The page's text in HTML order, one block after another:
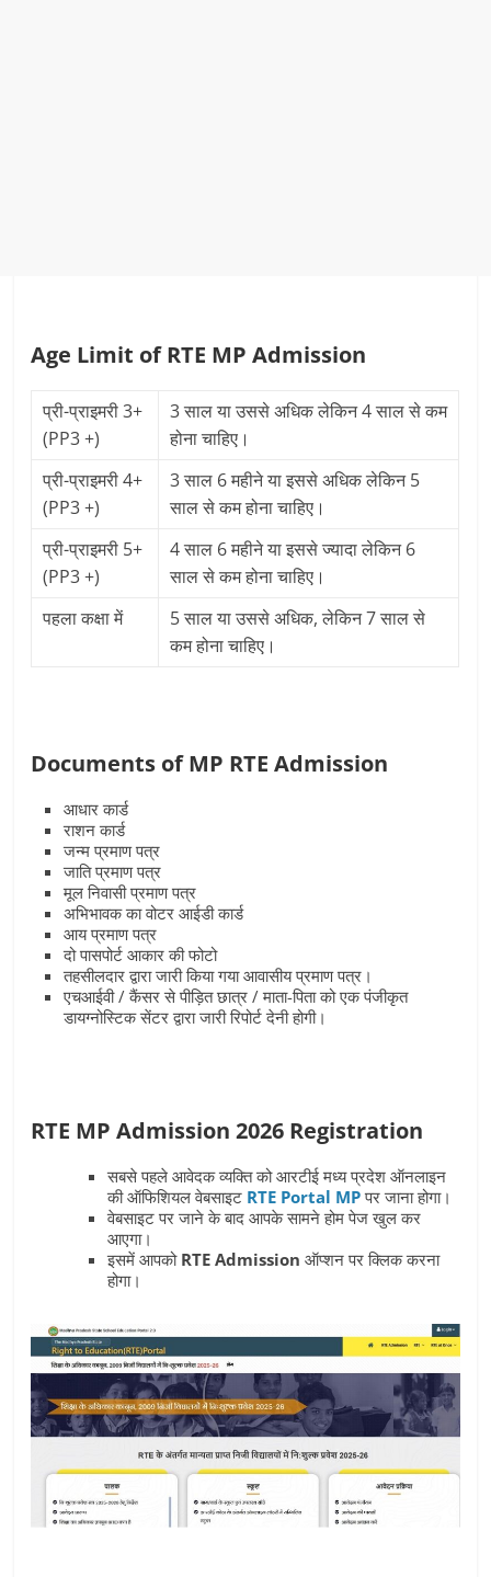
Age Limit of RTE MP Admission
प्री-प्राइमरी 3+
(PP3 +)
3 साल या उससे अधिक लेकिन 4 साल से कम
होना चाहिए।
प्री-प्राइमरी 4+
(PP3 +)
3 साल 6 महीने या इससे अधिक लेकिन 5
साल से कम होना चाहिए।
प्री-प्राइमरी 5+
(PP3 +)
4 साल 6 महीने या इससे ज्यादा लेकिन 6
साल से कम होना चाहिए।
पहला कक्षा में
5 साल या उससे अधिक, लेकिन 7 साल से
कम होना चाहिए।
Documents of MP RTE Admission
आधार कार्ड
राशन कार्ड
जन्म प्रमाण पत्र
जाति प्रमाण पत्र
मूल निवासी प्रमाण पत्र
अभिभावक का वोटर आईडी कार्ड
आय प्रमाण पत्र
दो पासपोर्ट आकार की फोटो
तहसीलदार द्वारा जारी किया गया आवासीय प्रमाण पत्र।
एचआईवी / कैंसर से पीड़ित छात्र / माता-पिता को एक पंजीकृत
डायग्नोस्टिक सेंटर द्वारा जारी रिपोर्ट देनी होगी।
RTE MP Admission 2026 Registration
सबसे पहले आवेदक व्यक्ति को आरटीई मध्य प्रदेश ऑनलाइन
की ऑफिशियल वेबसाइट RTE Portal MPपर जाना होगा।
वेबसाइट पर जाने के बाद आपके सामने होम पेज खुल कर
आएगा।
इसमें आपको RTE Admission ऑप्‍शन पर क्लिक करना
होगा।